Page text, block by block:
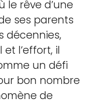
le rêve d’une
ses parents
décennies,
l’effort, il
un défi
bon nombre
de